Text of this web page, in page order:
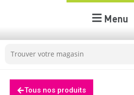
Menu
Tous nos produits